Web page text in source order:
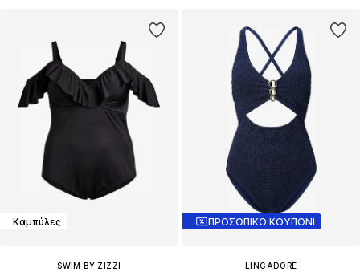
Καμπύλες
SWIM BY ZIZZI
ΠΡΟΣΩΠΙΚΟ ΚΟΥΠΟΝΙ
LINGADORE